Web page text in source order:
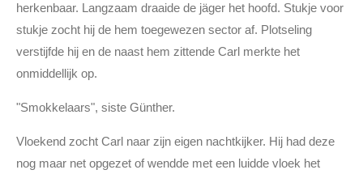
herkenbaar. Langzaam draaide de jäger het hoofd. Stukje voor
stukje zocht hij de hem toegewezen sector af. Plotseling
verstijfde hij en de naast hem zittende Carl merkte het
onmiddellijk op.
"Smokkelaars", siste Günther.
Vloekend zocht Carl naar zijn eigen nachtkijker. Hij had deze
nog maar net opgezet of wendde met een luidde vloek het